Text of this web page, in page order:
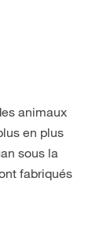
animaux
en plus
sous la
fabriqués